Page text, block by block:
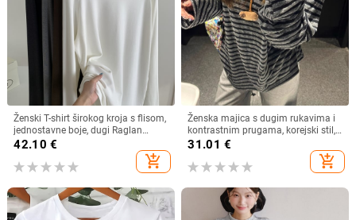
Ženski T-shirt širokog kroja s flisom,
jednostavne boje, dugi Raglan
rukav, zimski osnovni sloj
42.10 €
add_shopping_cart
Ženska majica s dugim rukavima i
kontrastnim prugama, korejski stil,
široki kroj, okrugli izrez
31.01 €
add_shopping_cart